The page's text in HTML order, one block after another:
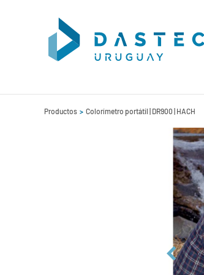
Productos Colorímetro portátil | DR900 | HACH